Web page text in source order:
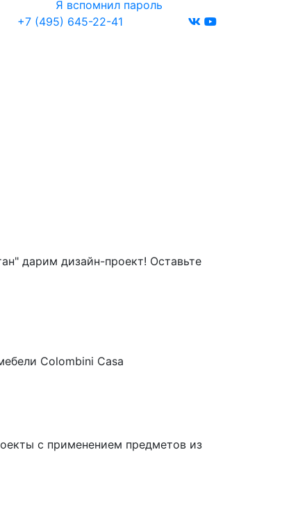
Я вспомнил пароль
+7 (495) 645-22-41
дарим дизайн-проект! Оставьте
Colombini Casa
с применением предметов из